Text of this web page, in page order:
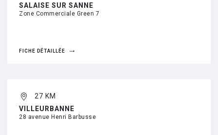
SALAISE SUR SANNE
Zone Commerciale Green 7
FICHE DÉTAILLÉE
27 KM
VILLEURBANNE
28 avenue Henri Barbusse